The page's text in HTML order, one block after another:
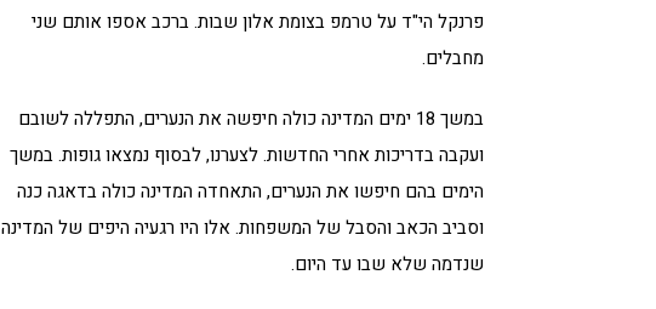
פרנקל הי"ד על טרמפ בצומת אלון שבות. ברכב אספו אותם שני
מחבלים.
במשך 18 ימים המדינה כולה חיפשה את הנערים, התפללה לשובם
ועקבה בדריכות אחרי החדשות. לצערנו, לבסוף נמצאו גופות. במשך
הימים בהם חיפשו את הנערים, התאחדה המדינה כולה בדאגה כנה
וסביב הכאב והסבל של המשפחות. אלו היו רגעיה היפים של המדינה
שנדמה שלא שבו עד היום.